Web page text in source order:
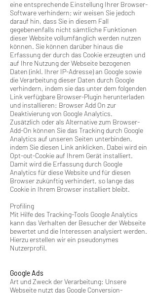
eine entsprechende Einstellung Ihrer Browser-
Software verhindern; wir weisen Sie jedoch
darauf hin, dass Sie in diesem Fall
gegebenenfalls nicht sämtliche Funktionen
dieser Website vollumfänglich werden nutzen
können. Sie können darüber hinaus die
Erfassung der durch das Cookie erzeugten und
auf Ihre Nutzung der Webseite bezogenen
Daten (inkl. Ihrer IP-Adresse) an Google sowie
die Verarbeitung dieser Daten durch Google
verhindern, indem sie das unter dem folgenden
Link verfügbare Browser-Plugin herunterladen
und installieren: Browser Add On zur
Deaktivierung von Google Analytics.
Zusätzlich oder als Alternative zum Browser-
Add-On können Sie das Tracking durch Google
Analytics auf unseren Seiten unterbinden,
indem Sie diesen Link anklicken. Dabei wird ein
Opt-out-Cookie auf Ihrem Gerät installiert.
Damit wird die Erfassung durch Google
Analytics für diese Website und für diesen
Browser zukünftig verhindert, so lange das
Cookie in Ihrem Browser installiert bleibt.
Profiling
Mit Hilfe des Tracking-Tools Google Analytics
kann das Verhalten der Besucher der Webseite
bewertet und die Interessen analysiert werden.
Hierzu erstellen wir ein pseudonymes
Nutzerprofil.
Google Ads
Art und Zweck der Verarbeitung: Unsere
Webseite nutzt das Google Conversion-